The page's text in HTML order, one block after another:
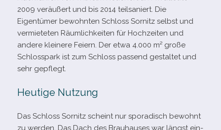
2009 ver­äu­ßert und bis 2014 teil­sa­niert. Die
Eigentümer bewohn­ten Schloss Sornitz selbst und
ver­mie­te­ten Räumlichkeiten für Hochzeiten und
andere klei­nere Feiern. Der etwa 4.000 m² große
Schlosspark ist zum Schloss pas­send gestal­tet und
sehr gepflegt.
Heutige Nutzung
Das Schloss Sornitz scheint nur spo­ra­disch bewohnt
zu wer­den. Das Dach des Brauhauses war längst ein­